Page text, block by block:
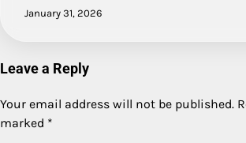
January 31, 2026
Leave a Reply
Your email address will not be published.
marked *